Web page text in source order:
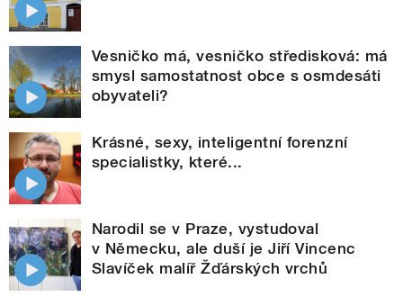
Vesničko má, vesničko středisková: má
smysl samostatnost obce s osmdesáti
obyvateli?
Krásné, sexy, inteligentní forenzní
specialistky, které...
Narodil se v Praze, vystudoval
v Německu, ale duší je Jiří Vincenc
Slavíček malíř Žďárských vrchů